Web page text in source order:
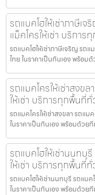
รถแบคโฮให้เช่าภาษีเ
แม็คโครให้เช่า บริกา
รถแบคโฮให้เช่าภาษีเจริญ รถแ
ไทย ในราคาเป็นกันเอง พร้อ
รถแมคโครให้เช่าสงข
ให้เช่า บริการทุกพื้นที่
รถแมคโครให้เช่าสงขลา รถแม
ในราคาเป็นกันเอง พร้อมด้วย
รถแบคโฮให้เช่านนทบุ
ให้เช่า บริการทุกพื้นที่
รถแบคโฮให้เช่านนทบุรี รถแมค
ในราคาเป็นกันเอง พร้อมด้วย